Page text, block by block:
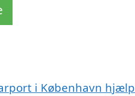
i København